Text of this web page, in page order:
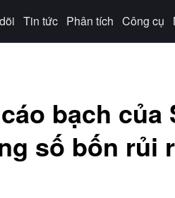
Tin tức Phân tích Công cụ
bạch của
số bốn rủi